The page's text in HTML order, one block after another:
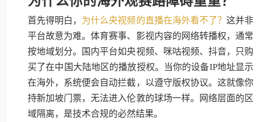
首先得明白， 为什么央视频的直播在海外看不了？ 这并非
平台故意为难。体育赛事、影视内容的网络转播权，通常
按地域划分。国内平台如央视频、咪咕视频、抖音，只购
买了在中国大陆地区的播放授权。当你的设备IP地址显示
在海外，系统便会自动拦截，以遵守版权协议。这就像你
持新加坡门票，无法进入伦敦的球场一样。网络层面的区
域隔离，是技术合规的必然结果。